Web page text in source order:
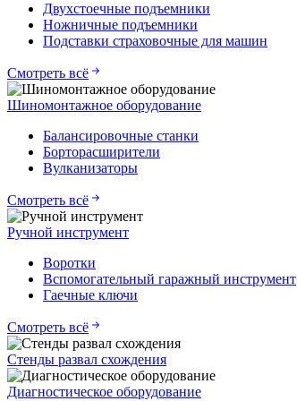
Двухстоечные подъемники
Ножничные подъемники
Подставки страховочные для машин
Смотреть всё
Шиномонтажное оборудование
Балансировочные станки
Борторасширители
Вулканизаторы
Смотреть всё
Ручной инструмент
Воротки
Вспомогательный гаражный инструмент
Гаечные ключи
Смотреть всё
Стенды развал схождения
Диагностическое оборудование